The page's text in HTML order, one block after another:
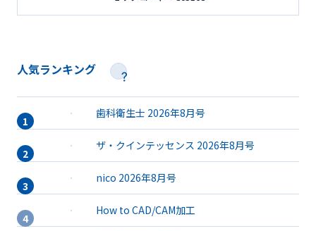
人気ランキング
歯科衛生士 2026年8月号
ザ・クインテッセンス 2026年8月号
nico 2026年8月号
How to CAD/CAM加工